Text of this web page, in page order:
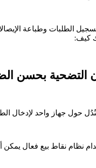
الطلبات وطباعة
كيف:
التضحية بحسن
حول جهاز واحد لإدخال
نظام نقاط بيع فعال